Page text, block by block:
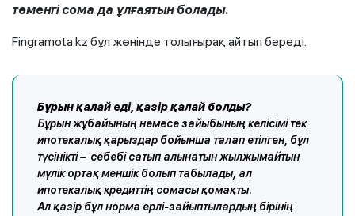
төменгі сома да ұлғаятын болады.
Fingramota.kz бұл жөнінде толығырақ айтып береді.
Бұрын қалай еді, қазір қалай болды?
Бұрын жұбайының немесе зайыбының келісімі тек
ипотекалық қарыздар бойынша талап етілген, бұл
түсінікті – себебі сатып алынатын жылжымайтын
мүлік ортақ меншік болып табылады, ал
ипотекалық кредиттің сомасы қомақты.
Ал қазір бұл норма ерлі-зайыптылардың бірінің